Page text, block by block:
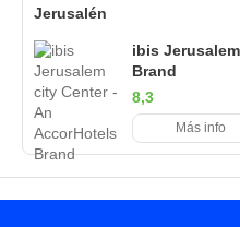
Jerusalén
ibis
Brand
8,3
Más info